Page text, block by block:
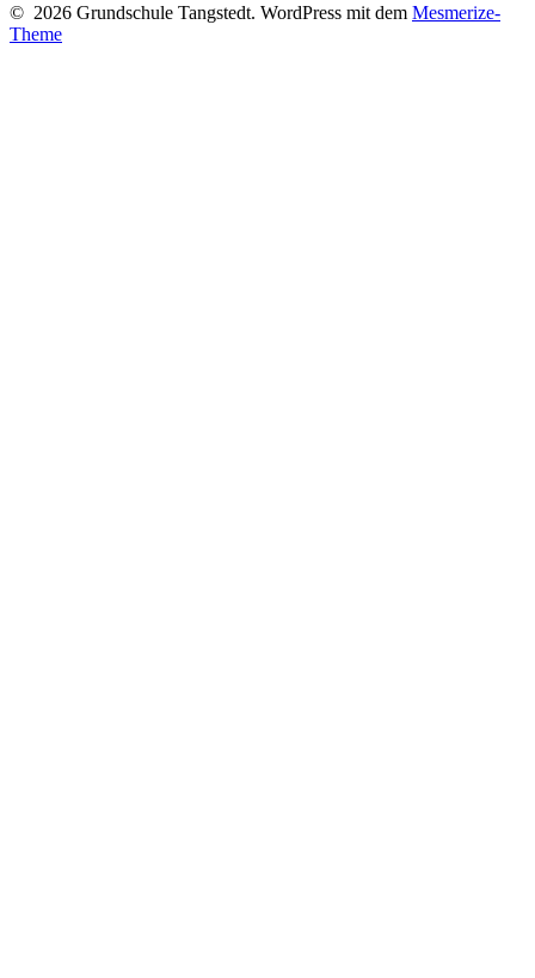
© 2026 Grundschule Tangstedt. WordPress mit dem Mesmerize-
Theme